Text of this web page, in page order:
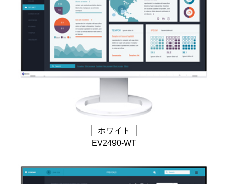
ホワイト
EV2490-WT